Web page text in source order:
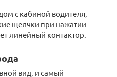
с кабиной водителя,
щелчки при нажатии
линейный контактор.
вид, и самый